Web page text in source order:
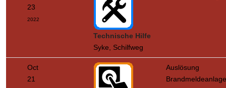
23
2022
Technische Hilfe
Syke, Schilfweg
Oct
21
Auslösung
Brandmeldeanlage